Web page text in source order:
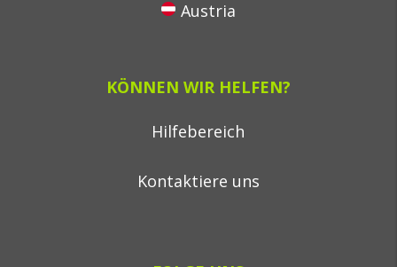
Austria
KÖNNEN WIR HELFEN?
Hilfebereich
Kontaktiere uns